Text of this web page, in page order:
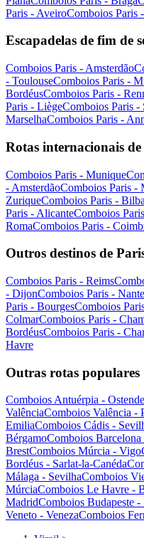
Paris - AveiroComboios Paris
Escapadelas de fim de
Comboios Paris - Amsterdão
- ToulouseComboios Paris -
BordéusComboios Paris -
Paris - LiègeComboios Paris -
MarselhaComboios Paris -
Rotas internacionais
Comboios Paris - Munique
- AmsterdãoComboios Paris -
ZuriqueComboios Paris -
Paris - AlicanteComboios
RomaComboios Paris -
Outros destinos de
Comboios Paris - Reims
- DijonComboios Paris -
Paris - BourgesComboios
ColmarComboios Paris -
BordéusComboios Paris -
Havre
Outras rotas populares
Comboios Antuérpia - Ostende
ValênciaComboios Valência -
EmiliaComboios Cádis -
BérgamoComboios
BrestComboios Múrcia - Vigo
Bordéus - Sarlat-la-Canéda
Málaga - SevilhaComboios
MúrciaComboios Le Havre -
MadridComboios Budapeste
Veneto - VenezaComboios